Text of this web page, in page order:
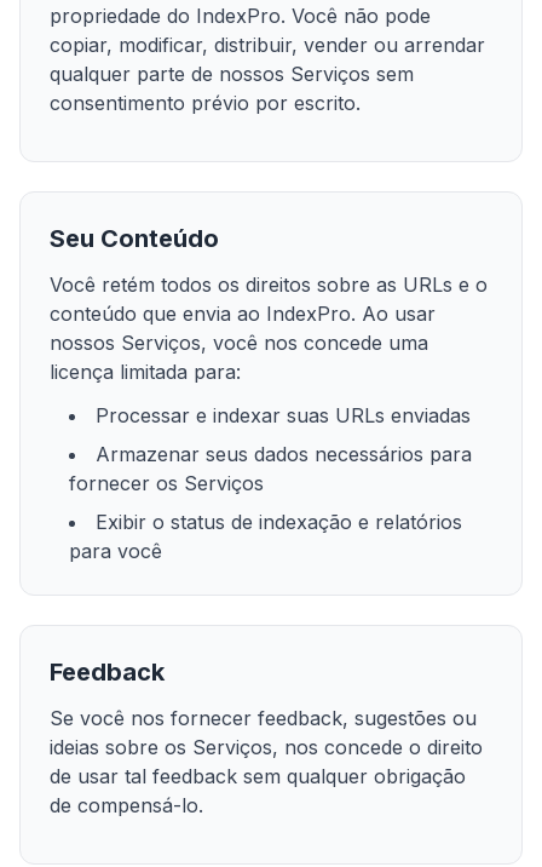
propriedade do IndexPro. Você não pode
copiar, modificar, distribuir, vender ou arrendar
qualquer parte de nossos Serviços sem
consentimento prévio por escrito.
Seu Conteúdo
Você retém todos os direitos sobre as URLs e o
conteúdo que envia ao IndexPro. Ao usar
nossos Serviços, você nos concede uma
licença limitada para:
Processar e indexar suas URLs enviadas
Armazenar seus dados necessários para
fornecer os Serviços
Exibir o status de indexação e relatórios
para você
Feedback
Se você nos fornecer feedback, sugestões ou
ideias sobre os Serviços, nos concede o direito
de usar tal feedback sem qualquer obrigação
de compensá-lo.